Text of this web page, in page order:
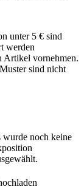
unter 5 € sind
werden
Artikel vornehmen.
sind nicht
wurde noch keine